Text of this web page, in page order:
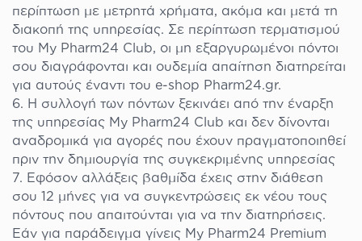
περίπτωση με μετρητά χρήματα, ακόμα και μετά τη
διακοπή της υπηρεσίας. Σε περίπτωση τερματισμού
του My Pharm24 Club, οι μη εξαργυρωμένοι πόντοι
σου διαγράφονται και ουδεμία απαίτηση διατηρείται
για αυτούς έναντι του e-shop Pharm24.gr.
Η συλλογή των πόντων ξεκινάει από την έναρξη
της υπηρεσίας My Pharm24 Club και δεν δίνονται
αναδρομικά για αγορές που έχουν πραγματοποιηθεί
πριν την δημιουργία της συγκεκριμένης υπηρεσίας
Εφόσον αλλάξεις βαθμίδα έχεις στην διάθεση
σου 12 μήνες για να συγκεντρώσεις εκ νέου τους
πόντους που απαιτούνται για να την διατηρήσεις.
Εάν για παράδειγμα γίνεις My Pharm24 Premium